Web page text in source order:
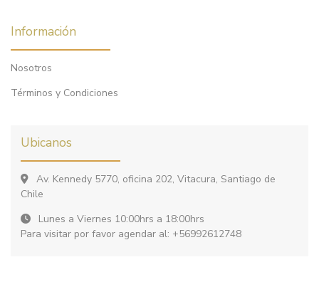
Información
Nosotros
Términos y Condiciones
Ubicanos
Av. Kennedy 5770, oficina 202, Vitacura, Santiago de
Chile
Lunes a Viernes 10:00hrs a 18:00hrs
Para visitar por favor agendar al: +56992612748